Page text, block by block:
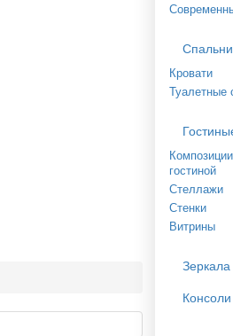
Спальни
Кровати
Туалетные
гостиной
Стеллажи
Стенки
Витрины
Зеркала
Консоли